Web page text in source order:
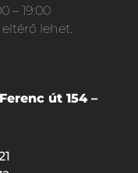
– 19:00
lehet.
út 154 –